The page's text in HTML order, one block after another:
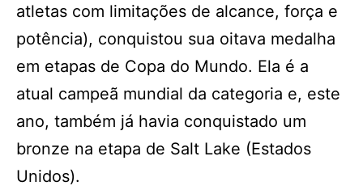
atletas com limitações de alcance, força e
potência), conquistou sua oitava medalha
em etapas de Copa do Mundo. Ela é a
atual campeã mundial da categoria e, este
ano, também já havia conquistado um
bronze na etapa de Salt Lake (Estados
Unidos).